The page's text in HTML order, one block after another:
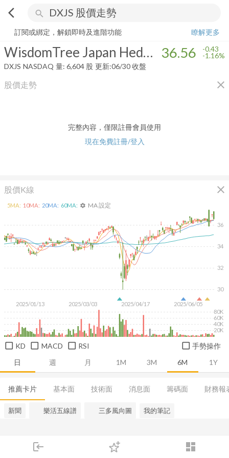
arrow_back_ios search
login dashboard
下單
WisdomTree Japan Hedged SmallCap Equity Fund
訂閱或綁定，解鎖即時及進階功能
瞭解更多
WisdomTree Japan Hedged SmallCap Equity Fund 36.56 -0.43
-1.16%
DXJS NASDAQ 量: 6,604 股 更新:06/30 收盤
股價走勢 close
完整內容，僅限註冊會員使用
現在免費註冊/登入
股價K線 close
日 週 月 1M 3M 6M 1Y
2025/01/13 2025/03/03 2025/04/17 2025/06/05
30
32
34
36
20K
40K
60K
80K
5MA: 10MA: 20MA: 60MA: settings MA 設定
KD MACD RSI 手勢操作
推薦卡片 基本面 技術面 消息面 籌碼面 財務報
新聞 樂活五線譜 三多風向圖 我的筆記